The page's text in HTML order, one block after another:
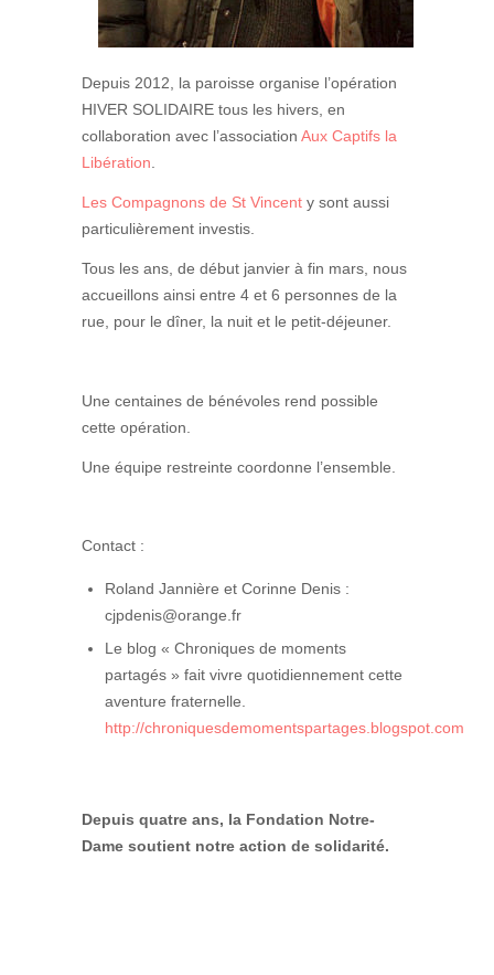
Depuis 2012, la paroisse organise l’opération
HIVER SOLIDAIRE tous les hivers, en
collaboration avec l’association Aux Captifs la
Libération.
Les Compagnons de St Vincenty sont aussi
particulièrement investis.
Tous les ans, de début janvier à fin mars, nous
accueillons ainsi entre 4 et 6 personnes de la
rue, pour le dîner, la nuit et le petit-déjeuner.
Une centaines de bénévoles rend possible
cette opération.
Une équipe restreinte coordonne l’ensemble.
Contact :
Roland Jannière et Corinne Denis :
cjpdenis@orange.fr
Le blog « Chroniques de moments
partagés » fait vivre quotidiennement cette
aventure fraternelle.
http://chroniquesdemomentspartages.blogspot.com
Depuis quatre ans, la Fondation Notre-
Dame soutient notre action de solidarité.